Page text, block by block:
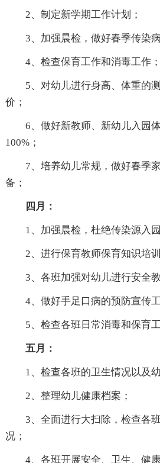
2、制定新学期工作计划；
3、加强晨检，做好春季传染
4、检查保育工作和消毒工作；
5、对幼儿进行身高、体重的
价；
6、做好新教师、新幼儿入园
100%；
7、培养幼儿常规，做好春季
备；
四月：
1、加强晨检，杜绝传染源入园
2、进行保育教师保育知识培训
3、各班加强对幼儿进行安全教
4、做好手足口病的预防宣传工
5、检查各班日常消毒和保育工
五月：
1、检查各班的卫生情况以及
2、整理幼儿健康档案；
3、全面进行大扫除，检查各
况；
4、各班开展安全、卫生、健